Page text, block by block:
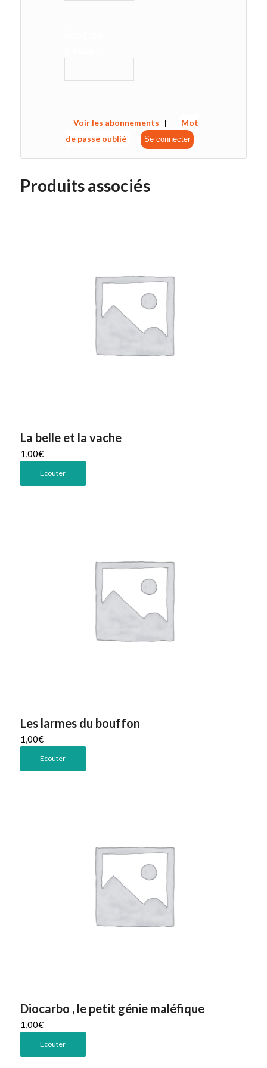
Voir les abonnements |
Mot
de passe oublié
Produits associés
La belle et la vache
1,00€
Ecouter
Les larmes du bouffon
1,00€
Ecouter
Diocarbo , le petit génie maléfique
1,00€
Ecouter